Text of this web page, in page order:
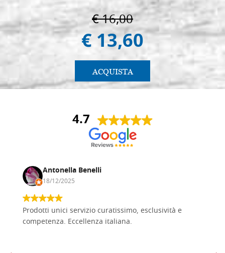
€ 16,00
€ 13,60
ACQUISTA
4.7
Antonella Benelli
18/12/2025
Prodotti unici servizio curatissimo, esclusività e
competenza. Eccellenza italiana.